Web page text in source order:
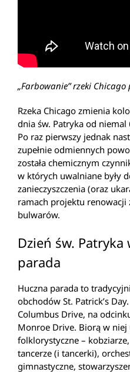
„Farbowanie” rzeki Chicago
Rzeka Chicago zmienia
dnia św. Patryka od
Po raz pierwszy jednak
zupełnie odmiennych
została chemicznym
w których uwalniane były
zanieczyszczenia (oraz
ramach projektu renowacji
bulwarów.
Dzień św. Patryka
parada
Huczna parada to
obchodów St. Patrick’s
Columbus Drive, na
Monroe Drive. Biorą w niej
folklorystyczne –
tancerze (i tancerki),
gimnastyczne,